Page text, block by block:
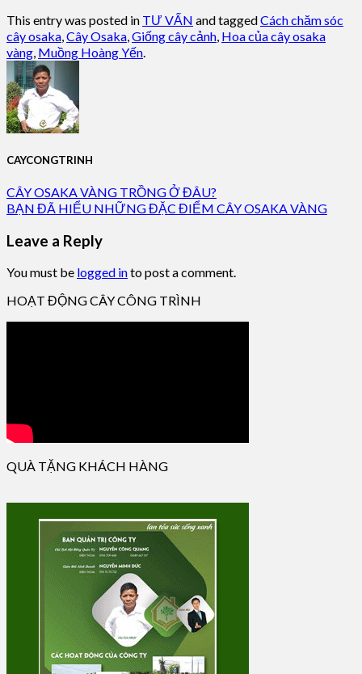
This entry was posted in TƯ VẤN and taggedCách chăm sóc
cây osaka Cây Osaka Giống cây cảnh Hoa của cây osaka
vàng Muồng Hoàng Yến
CAYCONGTRINH
CÂY OSAKA VÀNG TRỒNG Ở ĐÂU?
BẠN ĐÃ HIỂU NHỮNG ĐẶC ĐIỂM CÂY OSAKA VÀNG
Leave a Reply
You must be logged into post a comment.
HOẠT ĐỘNG CÂY CÔNG TRÌNH
QUÀ TẶNG KHÁCH HÀNG